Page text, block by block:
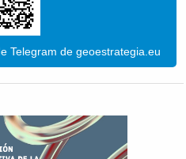
Telegram de geoestrategia.eu